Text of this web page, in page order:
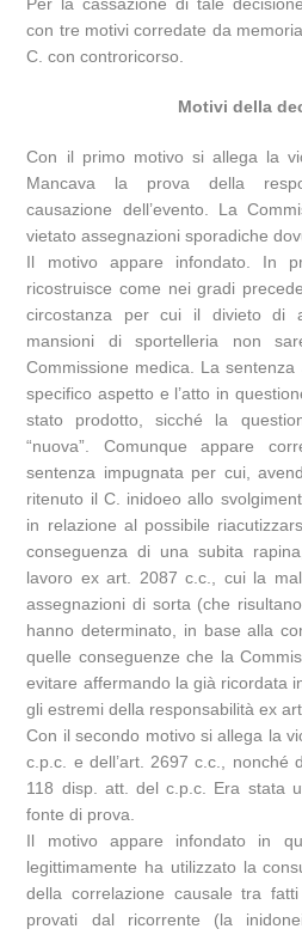
con tre motivi corredate da
C. con controricorso.
Motivi della
Con il primo motivo si allega la
Mancava la prova della
causazione dell’evento. La
vietato assegnazioni sporadiche
Il motivo appare infondato. In
ricostruisce come nei gradi
circostanza per cui il divieto di
mansioni di sportelleria non
Commissione medica. La
specifico aspetto e l’atto in
stato prodotto, sicché la
“nuova”. Comunque appare
sentenza impugnata per cui,
ritenuto il C. inidoeo allo
in relazione al possibile
conseguenza di una subita
lavoro ex art. 2087 c.c., cui la
assegnazioni di sorta (che
hanno determinato, in base alla
quelle conseguenze che la
evitare affermando la già ricordata
gli estremi della responsabilità ex
Con il secondo motivo si allega la
c.p.c. e dell’art. 2697 c.c., nonché
118 disp. att. del c.p.c. Era stata
fonte di prova.
Il motivo appare infondato in
legittimamente ha utilizzato la
della correlazione causale tra
provati dal ricorrente (la